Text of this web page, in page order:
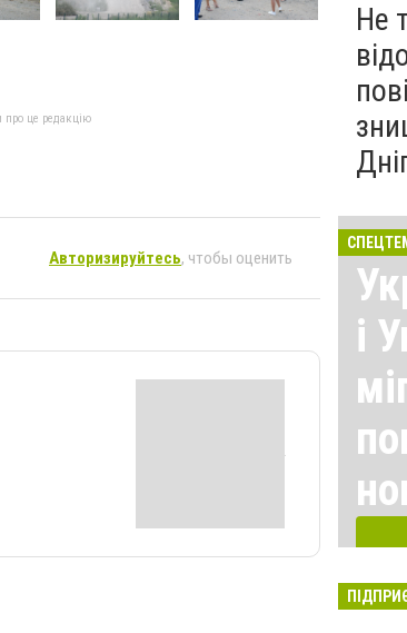
про це редакцію
Авторизируйтесь, чтобы оценить
Не
і